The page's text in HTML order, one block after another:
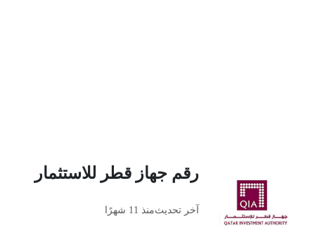
رقم جهاز قطر للاستثمار
آخر تحديثمنذ 11 شهرًا